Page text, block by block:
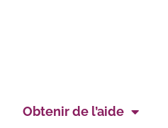
Obtenir de l’aide